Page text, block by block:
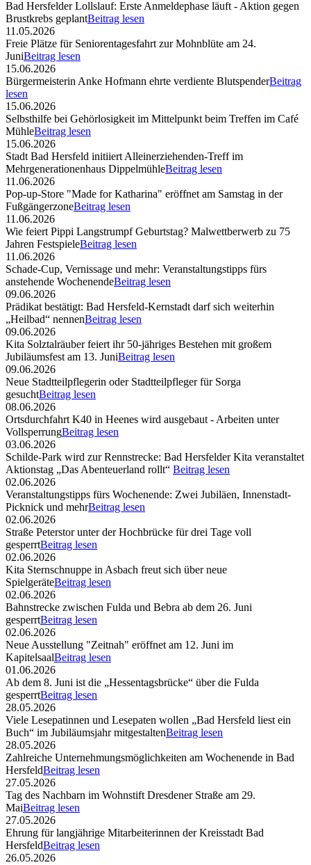
Bad Hersfelder Lollslauf: Erste Anmeldephase läuft - Aktion gegen
Brustkrebs geplantBeitrag lesen
11.05.2026
Freie Plätze für Seniorentagesfahrt zur Mohnblüte am 24.
JuniBeitrag lesen
15.06.2026
Bürgermeisterin Anke Hofmann ehrte verdiente BlutspenderBeitrag
lesen
15.06.2026
Selbsthilfe bei Gehörlosigkeit im Mittelpunkt beim Treffen im Café
MühleBeitrag lesen
15.06.2026
Stadt Bad Hersfeld initiiert Alleinerziehenden-Treff im
Mehrgenerationenhaus DippelmühleBeitrag lesen
11.06.2026
Pop-up-Store "Made for Katharina" eröffnet am Samstag in der
FußgängerzoneBeitrag lesen
11.06.2026
Wie feiert Pippi Langstrumpf Geburtstag? Malwettberwerb zu 75
Jahren FestspieleBeitrag lesen
11.06.2026
Schade-Cup, Vernissage und mehr: Veranstaltungstipps fürs
anstehende WochenendeBeitrag lesen
09.06.2026
Prädikat bestätigt: Bad Hersfeld-Kernstadt darf sich weiterhin
„Heilbad“ nennenBeitrag lesen
09.06.2026
Kita Solztalräuber feiert ihr 50-jähriges Bestehen mit großem
Jubiläumsfest am 13. JuniBeitrag lesen
09.06.2026
Neue Stadtteilpflegerin oder Stadtteilpfleger für Sorga
gesuchtBeitrag lesen
08.06.2026
Ortsdurchfahrt K40 in Heenes wird ausgebaut - Arbeiten unter
VollsperrungBeitrag lesen
03.06.2026
Schilde-Park wird zur Rennstrecke: Bad Hersfelder Kita veranstaltet
Aktionstag „Das Abenteuerland rollt“ Beitrag lesen
02.06.2026
Veranstaltungstipps fürs Wochenende: Zwei Jubiläen, Innenstadt-
Picknick und mehrBeitrag lesen
02.06.2026
Straße Peterstor unter der Hochbrücke für drei Tage voll
gesperrtBeitrag lesen
02.06.2026
Kita Sternschnuppe in Asbach freut sich über neue
SpielgeräteBeitrag lesen
02.06.2026
Bahnstrecke zwischen Fulda und Bebra ab dem 26. Juni
gesperrtBeitrag lesen
02.06.2026
Neue Ausstellung "Zeitnah" eröffnet am 12. Juni im
KapitelsaalBeitrag lesen
01.06.2026
Ab dem 8. Juni ist die „Hessentagsbrücke“ über die Fulda
gesperrtBeitrag lesen
28.05.2026
Viele Lesepatinnen und Lesepaten wollen „Bad Hersfeld liest ein
Buch“ im Jubiläumsjahr mitgestaltenBeitrag lesen
28.05.2026
Zahlreiche Unternehmungsmöglichkeiten am Wochenende in Bad
HersfeldBeitrag lesen
27.05.2026
Tag des Nachbarn im Wohnstift Dresdener Straße am 29.
MaiBeitrag lesen
27.05.2026
Ehrung für langjährige Mitarbeiterinnen der Kreisstadt Bad
HersfeldBeitrag lesen
26.05.2026